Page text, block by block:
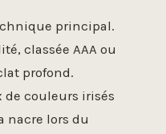
principal.
classée AAA ou
profond.
de couleurs irisés
nacre lors du